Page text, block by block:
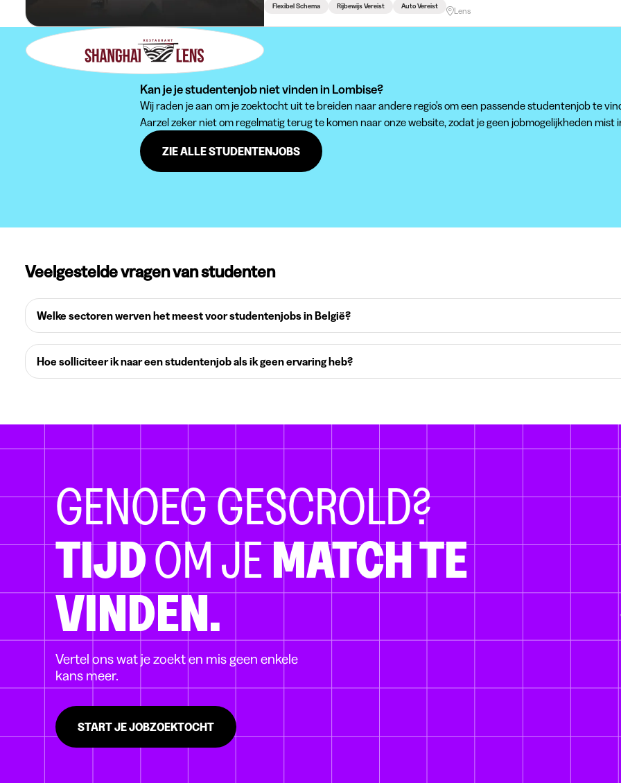
Flexibel Schema Rijbewijs Vereist Auto Vereist Lens
Kan je je studentenjob niet vinden in Lombise?
Wij raden je aan om je zoektocht uit te breiden naar andere regio's om een passende studentenjob te
Aarzel zeker niet om regelmatig terug te komen naar onze website, zodat je geen jobmogelijkheden mist
ZIE ALLE STUDENTENJOBS
Veelgestelde vragen van studenten
Welke sectoren werven het meest voor studentenjobs in België?
Hoe solliciteer ik naar een studentenjob als ik geen ervaring heb?
GENOEG GESCROLD?
TIJDOM JEMATCH TE
VINDEN.
Vertel ons wat je zoekt en mis geen enkele
kans meer.
START JE JOBZOEKTOCHT